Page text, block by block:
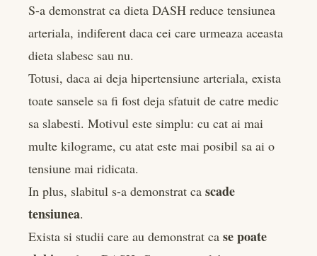
S-a demonstrat ca dieta DASH reduce tensiunea
arteriala, indiferent daca cei care urmeaza aceasta
dieta slabesc sau nu.
Totusi, daca ai deja hipertensiune arteriala, exista
toate sansele sa fi fost deja sfatuit de catre medic
sa slabesti. Motivul este simplu: cu cat ai mai
multe kilograme, cu atat este mai posibil sa ai o
tensiune mai ridicata.
In plus, slabitul s-a demonstrat ca scade
tensiunea.
Exista si studii care au demonstrat ca se poate